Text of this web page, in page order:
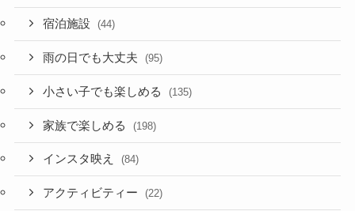
宿泊施設 (44)
雨の日でも大丈夫 (95)
小さい子でも楽しめる (135)
家族で楽しめる (198)
インスタ映え (84)
アクティビティー (22)